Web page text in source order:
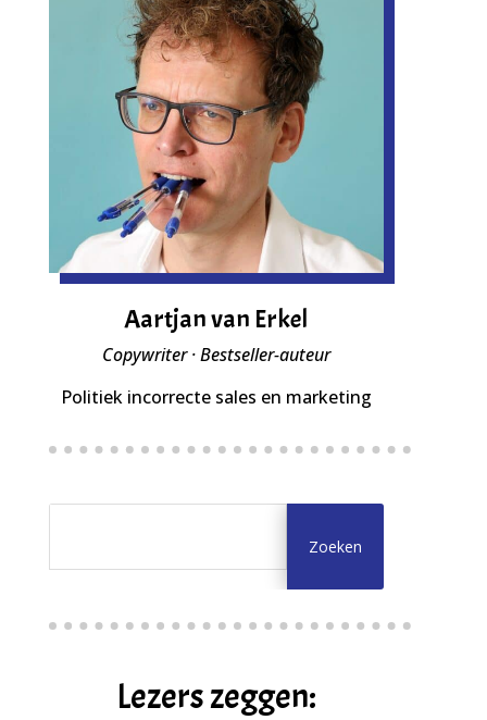
Aartjan van Erkel
Copywriter · Bestseller-auteur
Politiek incorrecte sales en marketing
Lezers zeggen: